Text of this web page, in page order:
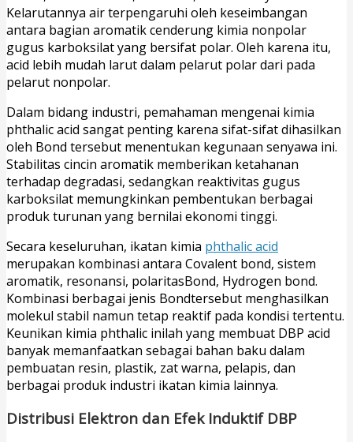
Kelarutannya air terpengaruhi oleh keseimbangan
antara bagian aromatik cenderung kimia nonpolar
gugus karboksilat yang bersifat polar. Oleh karena itu,
acid lebih mudah larut dalam pelarut polar dari pada
pelarut nonpolar.
Dalam bidang industri, pemahaman mengenai kimia
phthalic acid sangat penting karena sifat-sifat dihasilkan
oleh Bond tersebut menentukan kegunaan senyawa ini.
Stabilitas cincin aromatik memberikan ketahanan
terhadap degradasi, sedangkan reaktivitas gugus
karboksilat memungkinkan pembentukan berbagai
produk turunan yang bernilai ekonomi tinggi.
Secara keseluruhan, ikatan kimia phthalic acid
merupakan kombinasi antara Covalent bond, sistem
aromatik, resonansi, polaritasBond, Hydrogen bond.
Kombinasi berbagai jenis Bondtersebut menghasilkan
molekul stabil namun tetap reaktif pada kondisi tertentu.
Keunikan kimia phthalic inilah yang membuat DBP acid
banyak memanfaatkan sebagai bahan baku dalam
pembuatan resin, plastik, zat warna, pelapis, dan
berbagai produk industri ikatan kimia lainnya.
Distribusi Elektron dan Efek Induktif DBP